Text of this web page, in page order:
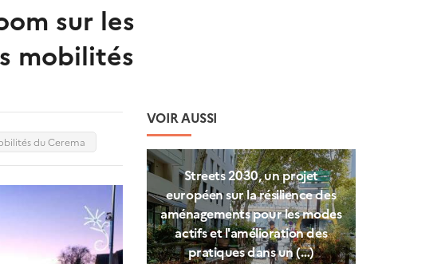
sur les
mobilités
du Cerema
VOIR AUSSI
Streets 2030, un projet
européen sur la résilience des
aménagements pour les modes
actifs et l'amélioration des
pratiques dans un (…)